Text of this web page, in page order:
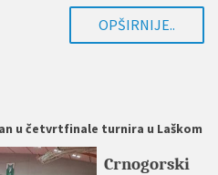
OPŠIRNIJE..
u četvrtfinale turnira u Laškom
Crnogorski